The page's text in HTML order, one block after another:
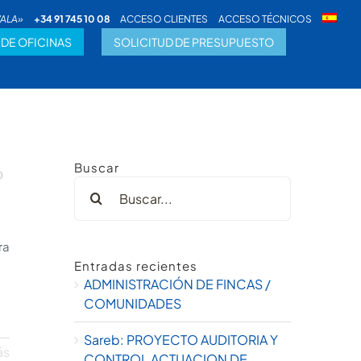
+34 91 745 10 08 ACCESO CLIENTES ACCESO TÉCNICOS
SANEAMIENTO
ADMINISTRATIVO
/ REGISTRAL
DE OFICINAS
SOLICITUD DE PRESUPUESTO
Buscar
Entradas recientes
ADMINISTRACIÓN DE FINCAS /
COMUNIDADES
Sareb: PROYECTO AUDITORIA Y